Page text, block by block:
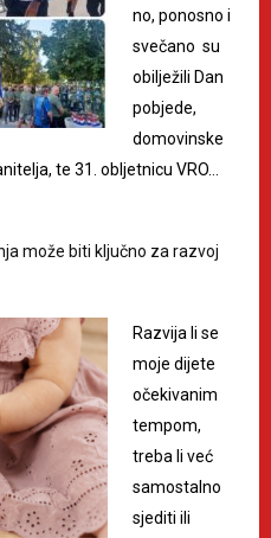
no, ponosno i
svečano su
obilježili Dan
pobjede,
domovinske
te 31. obljetnicu VRO…
može biti ključno za razvoj
Razvija li se
moje dijete
očekivanim
tempom,
treba li već
samostalno
sjediti ili